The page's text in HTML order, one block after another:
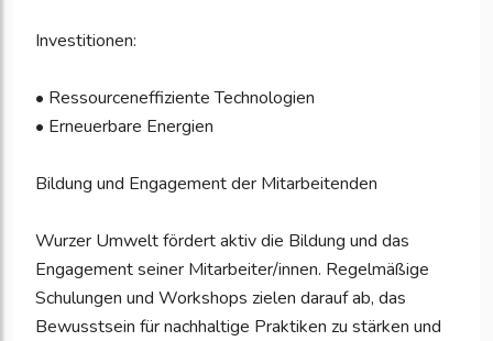
Investitionen:
• Ressourceneffiziente Technologien
• Erneuerbare Energien
Bildung und Engagement der Mitarbeitenden
Wurzer Umwelt fördert aktiv die Bildung und das
Engagement seiner Mitarbeiter/innen. Regelmäßige
Schulungen und Workshops zielen darauf ab, das
Bewusstsein für nachhaltige Praktiken zu stärken und